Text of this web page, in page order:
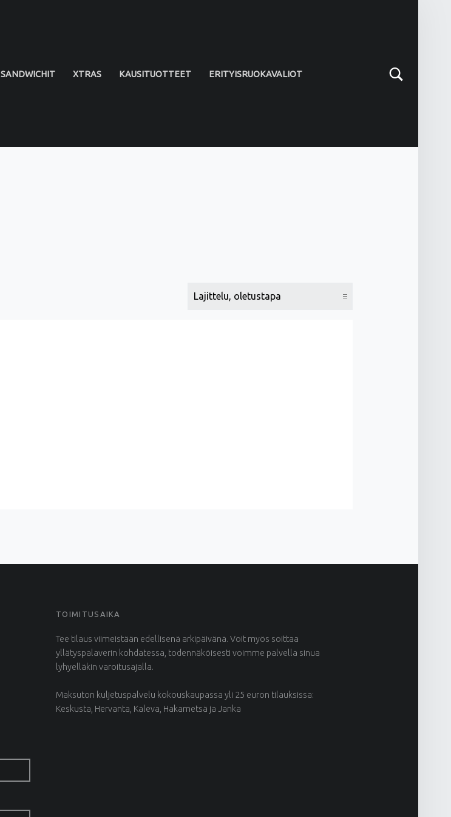
SANDWICHIT XTRAS KAUSITUOTTEET ERITYISRUOKAVALIOT
TOIMITUSAIKA
Tee tilaus viimeistään edellisenä arkipäivänä. Voit myös soittaa
yllätyspalaverin kohdatessa, todennäköisesti voimme palvella sinua
lyhyelläkin varoitusajalla.
Maksuton kuljetuspalvelu kokouskaupassa yli 25 euron tilauksissa:
Keskusta, Hervanta, Kaleva, Hakametsä ja Janka